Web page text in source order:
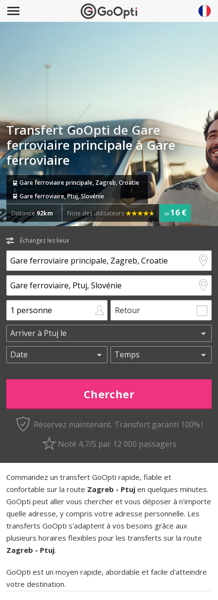
Transfert GoOpti de Gare
ferroviaire principale à Gare
ferroviaire
Gare ferroviaire principale, Zagreb, Croatie
Gare ferroviaire, Ptuj, Slovénie
Distance92km Note des utilisateurs de 16 €
Échangez les lieux
Retour
Réservez maintenant. Transfert garanti 100% !
Noté 4,7/5 par 12 000 passagers
Commandez un transfert GoOpti rapide, fiable et
confortable sur la route Zagreb - Ptuj en quelques minutes.
GoOpti peut aller vous chercher et vous déposer à n'importe
quelle adresse, y compris votre adresse personnelle. Les
transferts GoOpti s'adaptent à vos besoins grâce aux
plusieurs horaires flexibles pour les transferts sur la route
Zagreb - Ptuj.
GoOpti est un moyen rapide, abordable et facile d'atteindre
votre destination.